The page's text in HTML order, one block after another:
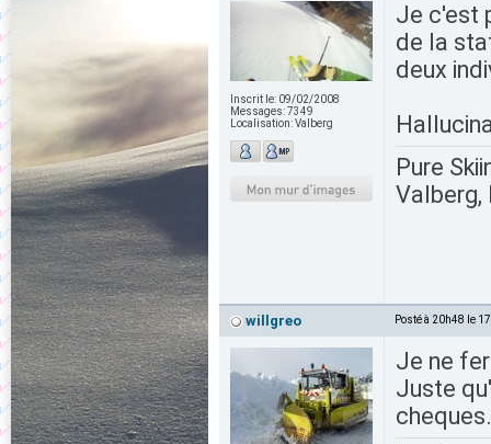
Inscrit le: 09/02/2008
Messages:7349
Localisation:Valberg
Je c'est
de la
deux
Pure
Valberg,
willgreo Posté à 20h48 le
Je ne
Juste